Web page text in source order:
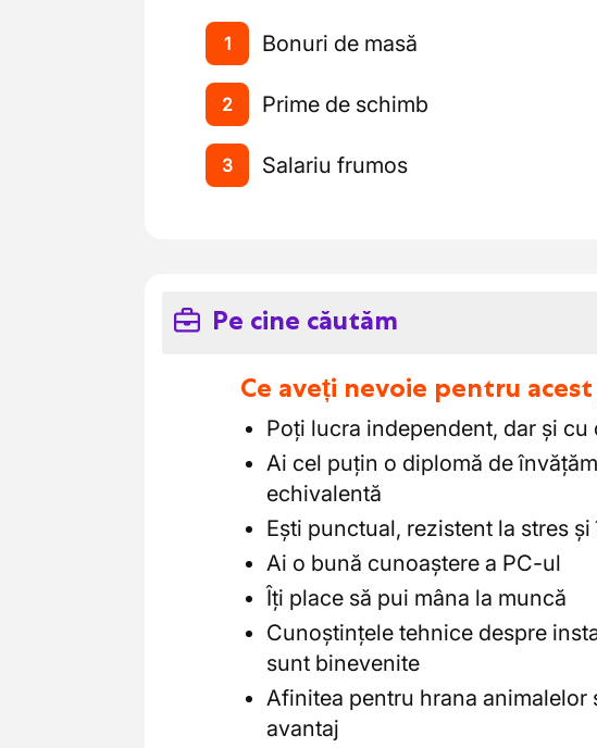
1 Bonuri de masă
2 Prime de schimb
3 Salariu frumos
Pe cine căutăm
Ce aveți nevoie pentru
Poți lucra independent, dar și
Ai cel puțin o diplomă de
echivalentă
Ești punctual, rezistent la stres
Ai o bună cunoaștere a PC-ul
Îți place să pui mâna la muncă
Cunoștințele tehnice despre
sunt binevenite
Afinitea pentru hrana animalelor
avantaj